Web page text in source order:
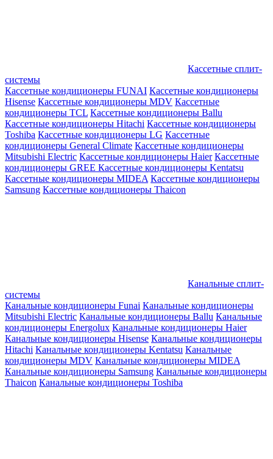
Кассетные сплит-
системы
Кассетные кондиционеры FUNAI Кассетные кондиционеры
Hisense Кассетные кондиционеры MDV Кассетные
кондиционеры TCL Кассетные кондиционеры Ballu
Кассетные кондиционеры Hitachi Кассетные кондиционеры
Toshiba Кассетные кондиционеры LG Кассетные
кондиционеры General Climate Кассетные кондиционеры
Mitsubishi Electric Кассетные кондиционеры Haier Кассетные
кондиционеры GREE Кассетные кондиционеры Kentatsu
Кассетные кондиционеры MIDEA Кассетные кондиционеры
Samsung Кассетные кондиционеры Thaicon
Канальные сплит-
системы
Канальные кондиционеры Funai Канальные кондиционеры
Mitsubishi Electric Канальные кондиционеры Ballu Канальные
кондиционеры Energolux Канальные кондиционеры Haier
Канальные кондиционеры Hisense Канальные кондиционеры
Hitachi Канальные кондиционеры Kentatsu Канальные
кондиционеры MDV Канальные кондиционеры MIDEA
Канальные кондиционеры Samsung Канальные кондиционеры
Thaicon Канальные кондиционеры Toshiba